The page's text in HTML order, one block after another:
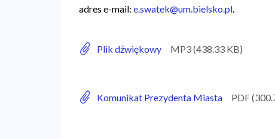
adres e-mail:e.swatek@um.bielsko.pl.
Plik dźwiękowy
Komunikat Prezydenta Miasta